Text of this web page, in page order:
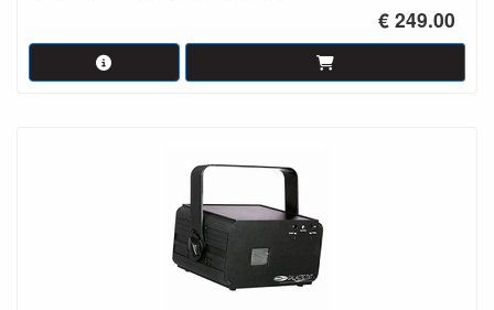
€ 249.00